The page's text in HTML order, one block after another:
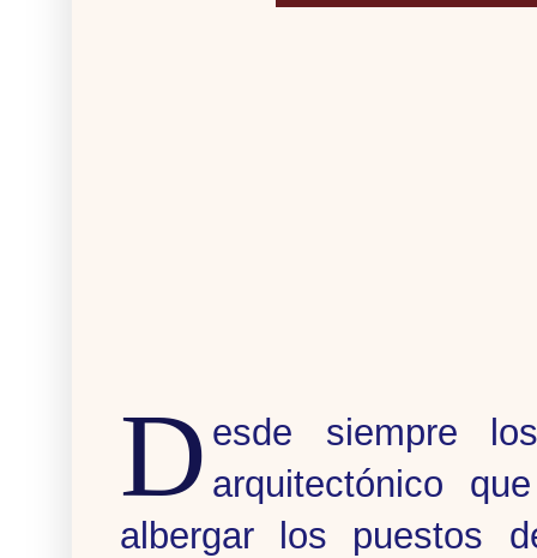
D esde siempre
arquitectónico
albergar los puestos